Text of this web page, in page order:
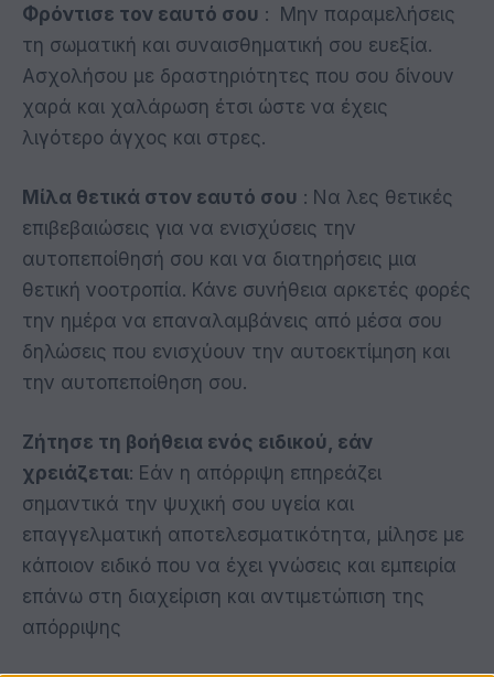
Φρόντισε τον εαυτό σου : Μην παραμελήσεις
τη σωματική και συναισθηματική σου ευεξία.
Ασχολήσου με δραστηριότητες που σου δίνουν
χαρά και χαλάρωση έτσι ώστε να έχεις
λιγότερο άγχος και στρες.
Μίλα θετικά στον εαυτό σου : Να λες θετικές
επιβεβαιώσεις για να ενισχύσεις την
αυτοπεποίθησή σου και να διατηρήσεις μια
θετική νοοτροπία. Κάνε συνήθεια αρκετές φορές
την ημέρα να επαναλαμβάνεις από μέσα σου
δηλώσεις που ενισχύουν την αυτοεκτίμηση και
την αυτοπεποίθηση σου.
Ζήτησε τη βοήθεια ενός ειδικού, εάν
χρειάζεται: Εάν η απόρριψη επηρεάζει
σημαντικά την ψυχική σου υγεία και
επαγγελματική αποτελεσματικότητα, μίλησε με
κάποιον ειδικό που να έχει γνώσεις και εμπειρία
επάνω στη διαχείριση και αντιμετώπιση της
απόρριψης